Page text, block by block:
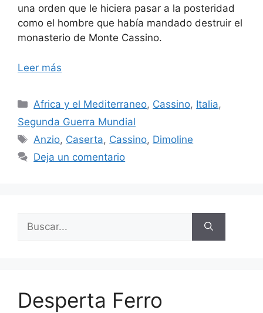
una orden que le hiciera pasar a la posteridad
como el hombre que había mandado destruir el
monasterio de Monte Cassino.
Leer más
Categorías
Africa y el Mediterraneo, Cassino, Italia,
Segunda Guerra Mundial
Etiquetas
Anzio, Caserta, Cassino, Dimoline
Deja un comentario
Desperta Ferro